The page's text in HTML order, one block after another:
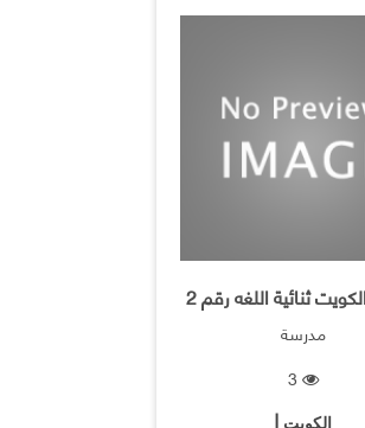
ثنائية اللغه رقم 2
مدرسة
الكويت |